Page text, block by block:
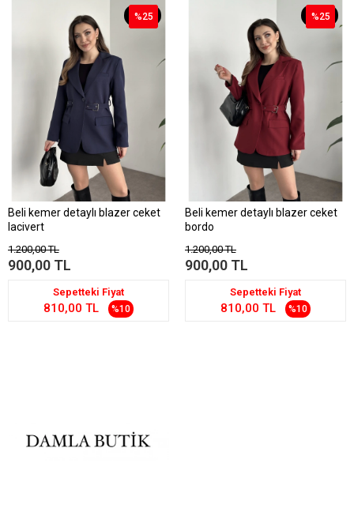
%25
Beli kemer detaylı blazer ceket
lacivert
%25
1.200,00 TL
900,00 TL
Sepetteki Fiyat
810,00 TL %10
%25
Beli kemer detaylı blazer ceket
bordo
%25
1.200,00 TL
900,00 TL
Sepetteki Fiyat
810,00 TL %10